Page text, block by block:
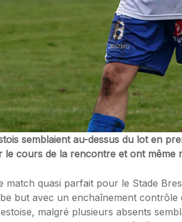
semblaient au-dessus du lot en
le cours de la rencontre et ont même
match quasi parfait pour le Stade
but avec un enchaînement contrôle
malgré plusieurs absents